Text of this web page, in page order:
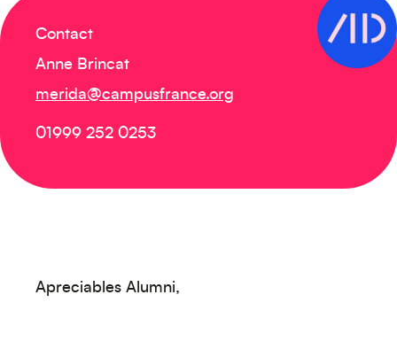
Contact
Anne Brincat
merida@campusfrance.org
01999 252 0253
Apreciables Alumni,